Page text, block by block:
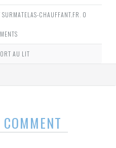
SURMATELAS-CHAUFFANT.FR 0
AU LIT